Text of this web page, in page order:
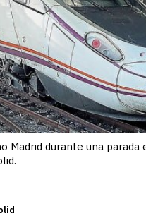
Madrid durante una parada